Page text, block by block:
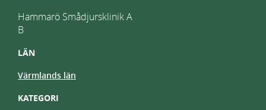
Hammarö Smådjursklinik A
B
LÄN
Värmlands län
KATEGORI